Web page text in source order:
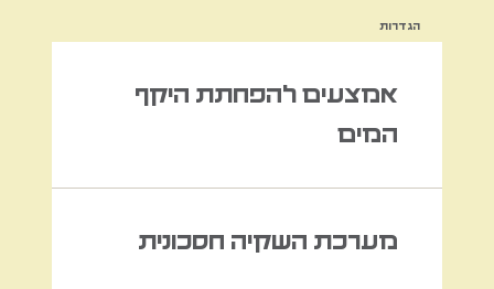
הגדרות
אמצעים להפחתת היקף
המים
מערכת השקיה חסכונית